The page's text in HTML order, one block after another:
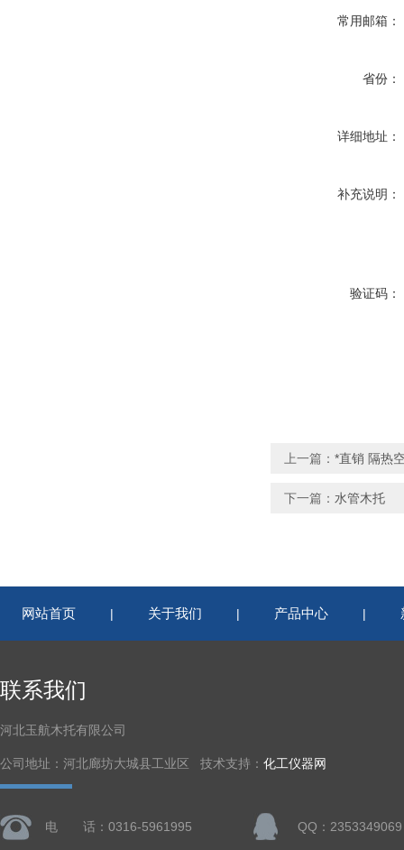
常用邮箱：
省份：
详细地址：
补充说明：
验证码：
上一篇： *直销 隔热
下一篇： 水管木托
网站首页 | 关于我们 | 产品中心 |
联系我们
河北玉航木托有限公司
公司地址：河北廊坊大城县工业区 技术支持： 化工仪器网
电 话：0316-5961995 QQ：2353349069